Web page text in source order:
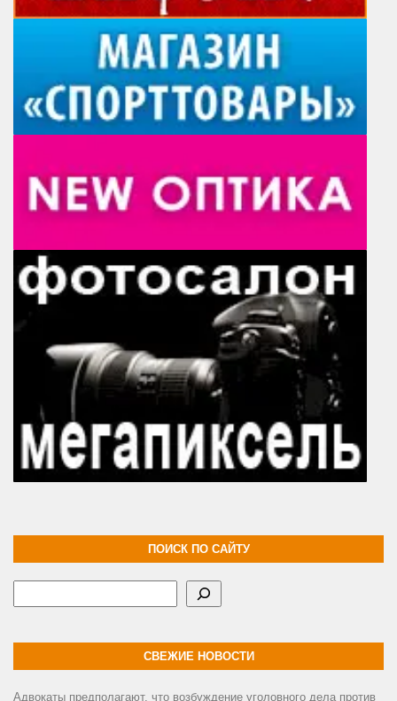
ПОИСК ПО САЙТУ
СВЕЖИЕ НОВОСТИ
Адвокаты предполагают, что возбуждение уголовного дела против